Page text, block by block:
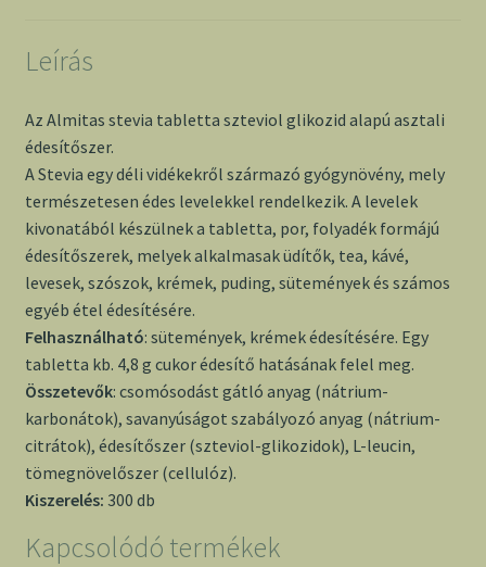
Leírás
Az Almitas stevia tabletta szteviol glikozid alapú asztali
édesítőszer.
A Stevia egy déli vidékekről származó gyógynövény, mely
természetesen édes levelekkel rendelkezik. A levelek
kivonatából készülnek a tabletta, por, folyadék formájú
édesítőszerek, melyek alkalmasak üdítők, tea, kávé,
levesek, szószok, krémek, puding, sütemények és számos
egyéb étel édesítésére.
Felhasználható: sütemények, krémek édesítésére. Egy
tabletta kb. 4,8 g cukor édesítő hatásának felel meg.
Összetevők: csomósodást gátló anyag (nátrium-
karbonátok), savanyúságot szabályozó anyag (nátrium-
citrátok), édesítőszer (szteviol-glikozidok), L-leucin,
tömegnövelőszer (cellulóz).
Kiszerelés: 300 db
Kapcsolódó termékek